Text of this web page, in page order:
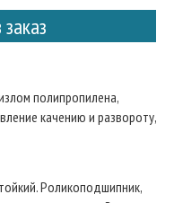
полипропилена,
качению и развороту,
Роликоподшипник,